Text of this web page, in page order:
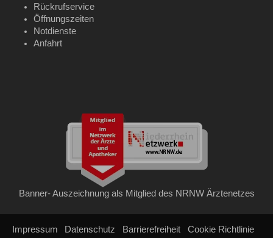
Rückrufservice
Öffnungszeiten
Notdienste
Anfahrt
Banner- Auszeichnung als Mitglied des NRNW Ärztenetzes
Impressum Datenschutz Barrierefreiheit Cookie Richtlinie